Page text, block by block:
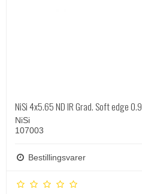
NiSi 4x5.65 ND IR Grad. Soft edge 0.9
NiSi
107003
Bestillingsvarer